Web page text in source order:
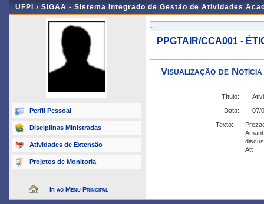
UFPI › SIGAA - Sistema Integrado de Gestão de Atividades
Perfil Pessoal
Disciplinas Ministradas
Atividades de Extensão
Projetos de Monitoria
Ir ao Menu Principal
-
PPGTAIR/CCA001 -
Visualização de Notícia
Título:
Data:
07/
Texto:
Att